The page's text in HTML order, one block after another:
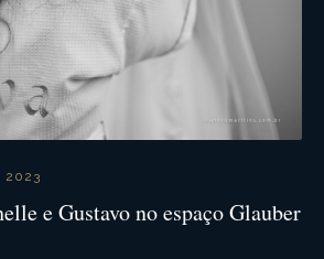
2023
e Gustavo no espaço Glauber